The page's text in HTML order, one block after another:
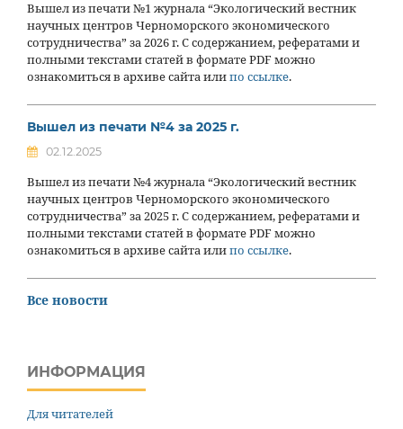
Вышел из печати №1 журнала “Экологический вестник
научных центров Черноморского экономического
сотрудничества” за 2026 г. С содержанием, рефератами и
полными текстами статей в формате PDF можно
ознакомиться в архиве сайта илипо ссылке.
Вышел из печати №4 за 2025 г.
02.12.2025
Вышел из печати №4 журнала “Экологический вестник
научных центров Черноморского экономического
сотрудничества” за 2025 г. С содержанием, рефератами и
полными текстами статей в формате PDF можно
ознакомиться в архиве сайта илипо ссылке.
Все новости
ИНФОРМАЦИЯ
Для читателей